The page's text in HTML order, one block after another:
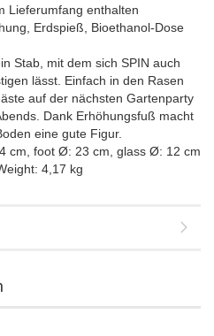
Lieferumfang enthalten
Erdspieß, Bioethanol-Dose
Stab, mit dem sich SPIN auch
lässt. Einfach in den Rasen
auf der nächsten Gartenparty
Dank Erhöhungsfuß macht
eine gute Figur.
cm, foot Ø: 23 cm, glass Ø: 12 cm
4,17 kg